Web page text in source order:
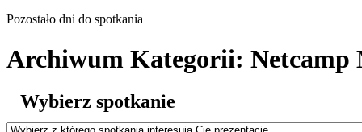
Pozostało dni do spotkania
Archiwum Kategorii: Netcamp
Wybierz spotkanie